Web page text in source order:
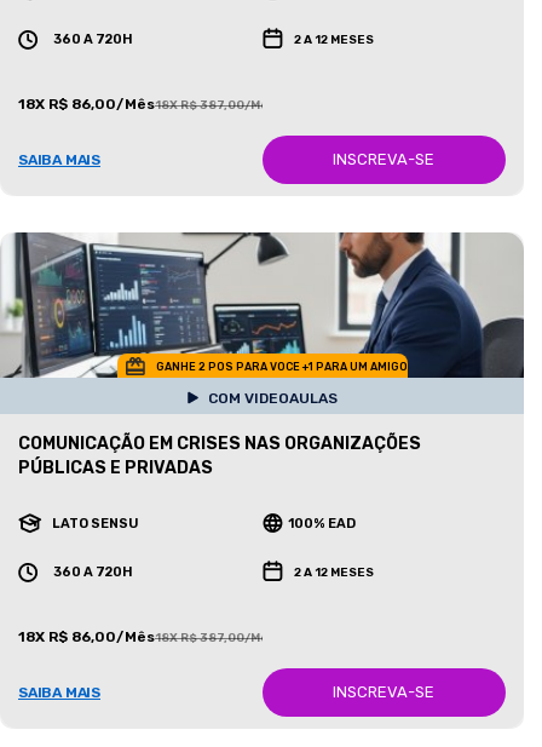
360 A 720H 2 A 12 MESES
18X R$ 86,00/Mês18X R$ 387,00/Mês
SAIBA MAIS INSCREVA-SE
GANHE 2 POS PARA VOCE +1 PARA UM AMIGO
COM VIDEOAULAS
COMUNICAÇÃO EM CRISES NAS ORGANIZAÇÕES
PÚBLICAS E PRIVADAS
LATO SENSU 100% EAD
360 A 720H 2 A 12 MESES
18X R$ 86,00/Mês18X R$ 387,00/Mês
SAIBA MAIS INSCREVA-SE